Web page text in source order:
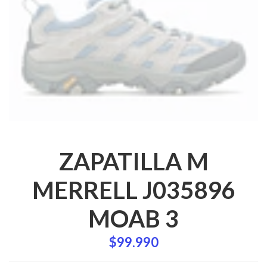
ZAPATILLA M
MERRELL J035896
MOAB 3
$99.990